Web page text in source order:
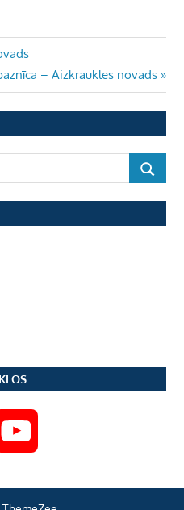
– Aizkraukles novads